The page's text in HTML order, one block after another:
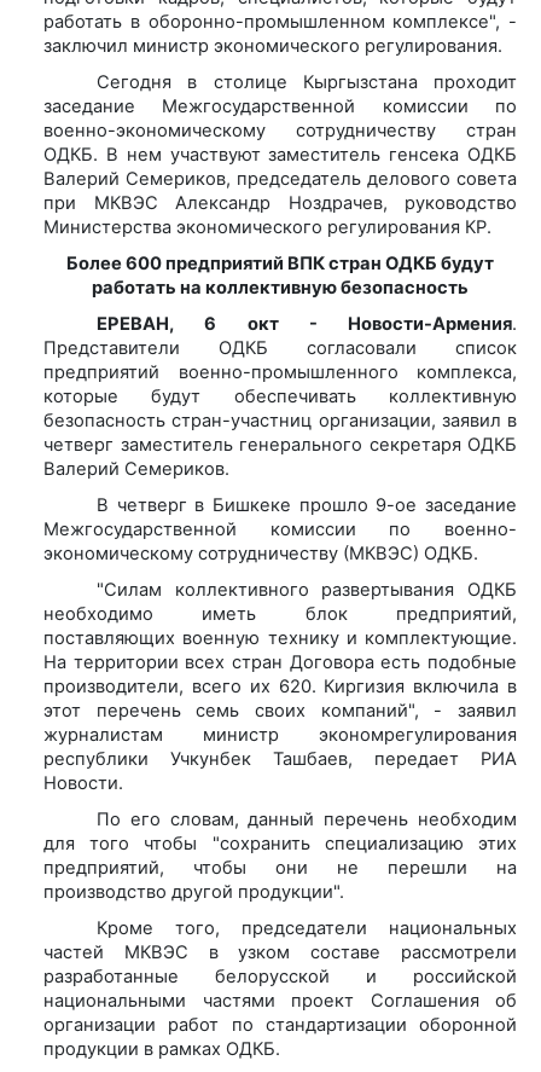
работать в оборонно-промышленном комплексе", -
заключил министр экономического регулирования.
Сегодня в столице Кыргызстана проходит
заседание Межгосударственной комиссии по
военно-экономическому сотрудничеству стран
ОДКБ. В нем участвуют заместитель генсека ОДКБ
Валерий Семериков, председатель делового совета
при МКВЭС Александр Ноздрачев, руководство
Министерства экономического регулирования КР.
Более 600 предприятий ВПК стран ОДКБ будут
работать на коллективную безопасность
ЕРЕВАН, 6 окт - Новости-Армения.
Представители ОДКБ согласовали список
предприятий военно-промышленного комплекса,
которые будут обеспечивать коллективную
безопасность стран-участниц организации, заявил в
четверг заместитель генерального секретаря ОДКБ
Валерий Семериков.
В четверг в Бишкеке прошло 9-ое заседание
Межгосударственной комиссии по военно-
экономическому сотрудничеству (МКВЭС) ОДКБ.
"Силам коллективного развертывания ОДКБ
необходимо иметь блок предприятий,
поставляющих военную технику и комплектующие.
На территории всех стран Договора есть подобные
производители, всего их 620. Киргизия включила в
этот перечень семь своих компаний", - заявил
журналистам министр экономрегулирования
республики Учкунбек Ташбаев, передает РИА
Новости.
По его словам, данный перечень необходим
для того чтобы "сохранить специализацию этих
предприятий, чтобы они не перешли на
производство другой продукции".
Кроме того, председатели национальных
частей МКВЭС в узком составе рассмотрели
разработанные белорусской и российской
национальными частями проект Соглашения об
организации работ по стандартизации оборонной
продукции в рамках ОДКБ.